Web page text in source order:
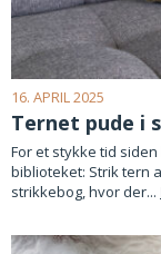
16. APRIL 2025
Ternet pude i
For et stykke tid
biblioteket: Strik tern
strikkebog, hvor der...